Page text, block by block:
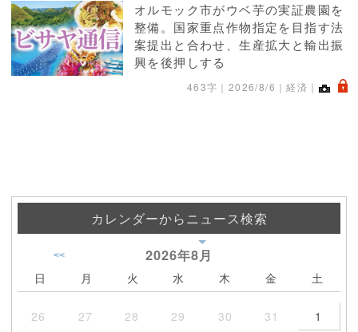
オルモック市がウベ芋の実証農園を
整備。国家重点作物指定を目指す法
案提出と合わせ、生産拡大と輸出振
興を後押しする
463字｜ 2026/8/6 ｜経済｜ .
カレンダーからニュース検索
2026年8月
<<
日 月 火 水 木 金 土
26 27 28 29 30 31
1